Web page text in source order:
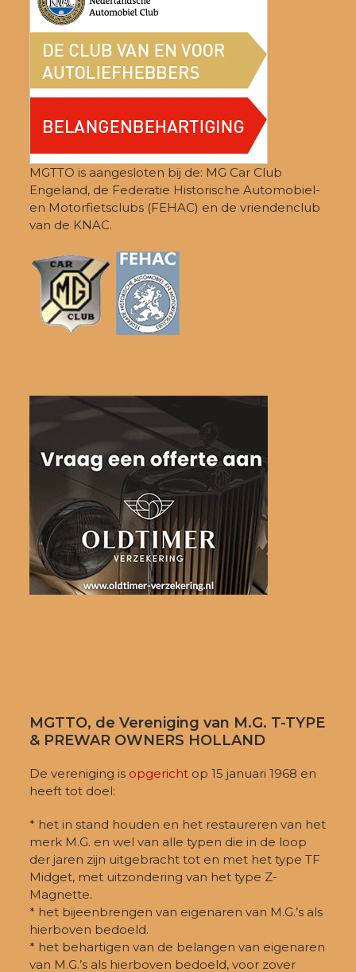
MGTTO is aangesloten bij de: MG Car Club
Engeland, de Federatie Historische Automobiel-
en Motorfietsclubs (FEHAC) en de vriendenclub
van de KNAC.
MGTTO, de Vereniging van M.G. T-TYPE
& PREWAR OWNERS HOLLAND
De vereniging is opgericht op 15 januari 1968 en
heeft tot doel:
* het in stand houden en het restaureren van het
merk M.G. en wel van alle typen die in de loop
der jaren zijn uitgebracht tot en met het type TF
Midget, met uitzondering van het type Z-
Magnette.
* het bijeenbrengen van eigenaren van M.G.’s als
hierboven bedoeld.
* het behartigen van de belangen van eigenaren
van M.G.’s als hierboven bedoeld, voor zover